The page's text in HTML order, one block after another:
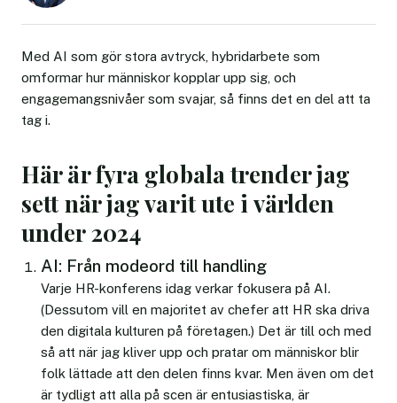
Med AI som gör stora avtryck, hybridarbete som
omformar hur människor kopplar upp sig, och
engagemangsnivåer som svajar, så finns det en del att ta
tag i.
Här är fyra globala trender jag
sett när jag varit ute i världen
under 2024
AI: Från modeord till handling
Varje HR-konferens idag verkar fokusera på AI.
(Dessutom vill en majoritet av chefer att HR ska driva
den digitala kulturen på företagen.) Det är till och med
så att när jag kliver upp och pratar om människor blir
folk lättade att den delen finns kvar. Men även om det
är tydligt att alla på scen är entusiastiska, är